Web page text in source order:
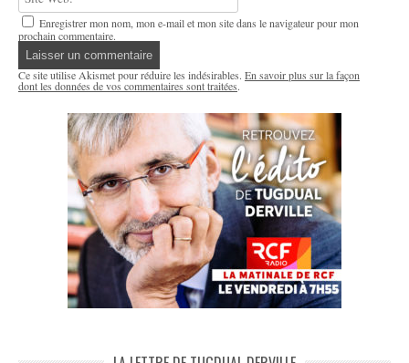
Enregistrer mon nom, mon e-mail et mon site dans le navigateur pour mon
prochain commentaire.
Ce site utilise Akismet pour réduire les indésirables. En savoir plus sur la façon
dont les données de vos commentaires sont traitées.